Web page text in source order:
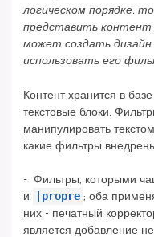
логическом порядке,
представить контент
может создать
использовать его
Контент хранится в
текстовые блоки.
манипулировать
какие фильтры
- Фильтры, которыми
и |propre ; оба
них - печатный
является добавление